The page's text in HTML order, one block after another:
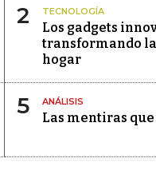
2 TECNOLOGÍA
Los gadgets
transformando
hogar
5 ANÁLISIS
Las mentiras